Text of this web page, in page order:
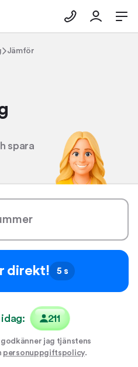
Jämför
spara
direkt! 5 s
211
jag tjänstens
personuppgiftspolicy.